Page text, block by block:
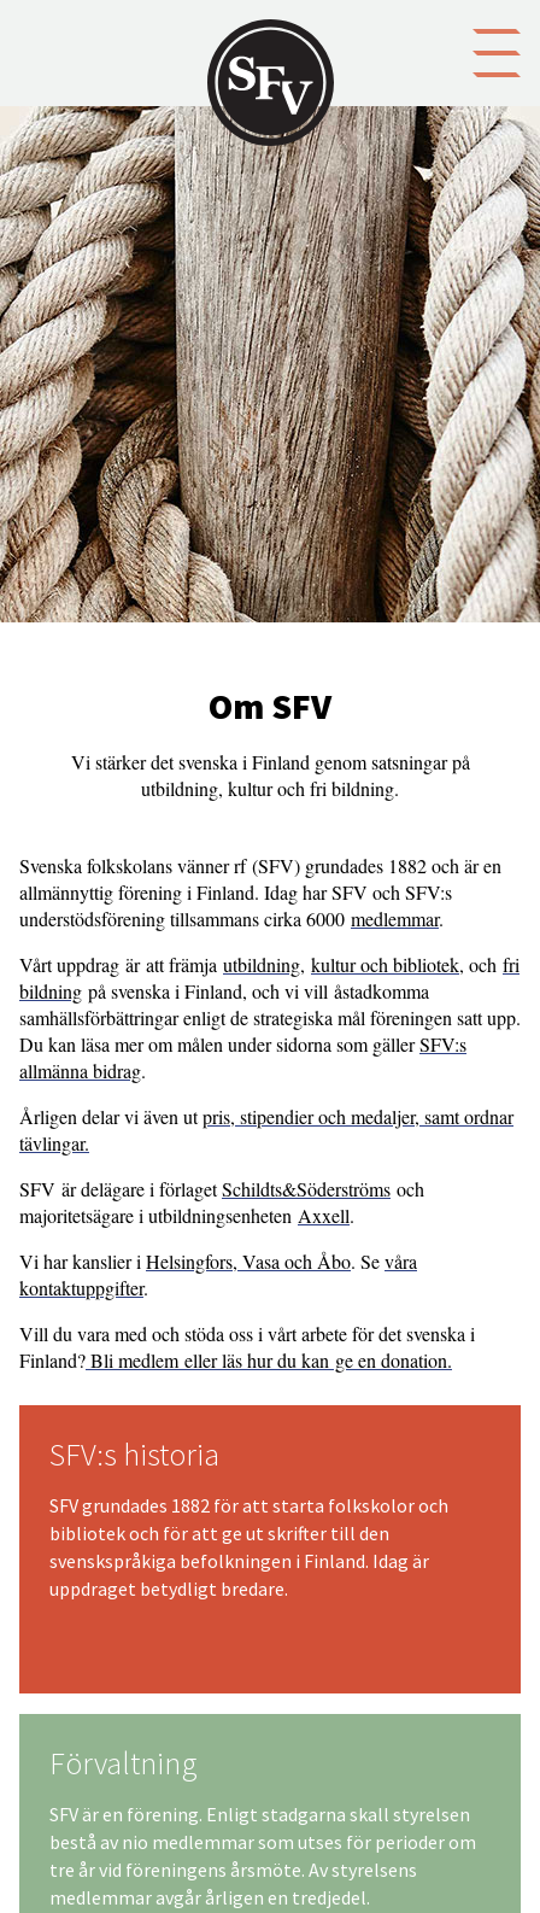
Om SFV
Vi stärker det svenska i Finland genom satsningar på
utbildning, kultur och fri bildning.
Svenska folkskolans vänner rf (SFV) grundades 1882 och är en
allmännyttig förening i Finland. Idag har SFV och SFV:s
understödsförening tillsammans cirka 6000 medlemmar.
Vårt uppdrag är att främja utbildning, kultur och bibliotek, och fri
bildning på svenska i Finland, och vi vill åstadkomma
samhällsförbättringar enligt de strategiska mål föreningen satt upp.
Du kan läsa mer om målen under sidorna som gällerSFV:s
allmänna bidrag.
Årligen delar vi även utpris, stipendier och medaljer, samt ordnar
tävlingar.
SFV är delägare i förlagetSchildts&Söderströms och
majoritetsägare i utbildningsenheten Axxell.
Vi har kanslier i Helsingfors, Vasa och Åbo. Sevåra
kontaktuppgifter.
Vill du vara med och stöda oss i vårt arbete för det svenska i
Finland?Bli medlem eller läs hur du kan ge en donation.
SFV:s historia
SFV grundades 1882 för att starta folkskolor och
bibliotek och för att ge ut skrifter till den
svenskspråkiga befolkningen i Finland. Idag är
uppdraget betydligt bredare.
Förvaltning
SFV är en förening. Enligt stadgarna skall styrelsen
bestå av nio medlemmar som utses för perioder om
tre år vid föreningens årsmöte. Av styrelsens
medlemmar avgår årligen en tredjedel.